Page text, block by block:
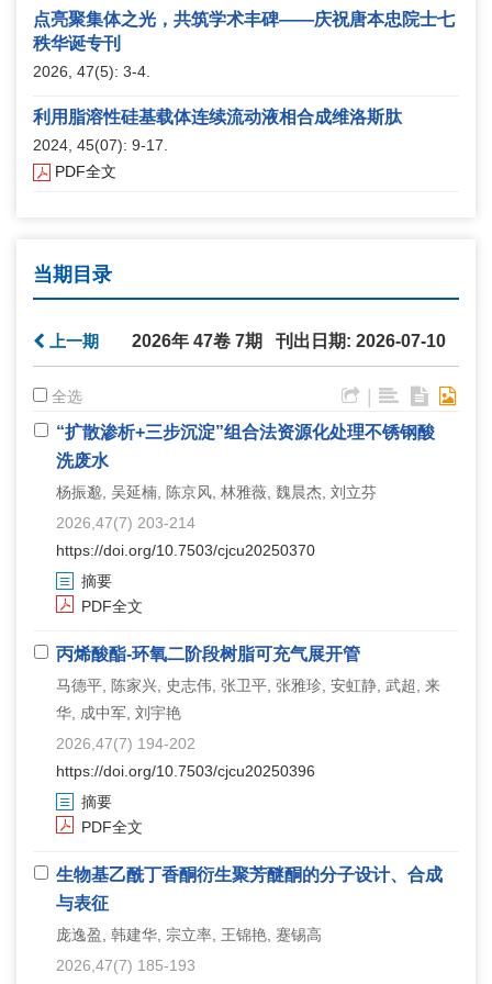
点亮聚集体之光，共筑学术丰碑——庆祝唐本忠院士七
秩华诞专刊
2026, 47(5): 3-4.
利用脂溶性硅基载体连续流动液相合成维洛斯肽
2024, 45(07): 9-17.
PDF全文
当期目录
2026年 47卷 7期 刊出日期: 2026-07-10
上一期
全选 |
“扩散渗析+三步沉淀”组合法资源化处理不锈钢酸
洗废水
杨振邈, 吴延楠, 陈京风, 林雅薇, 魏晨杰, 刘立芬
2026,47(7) 203-214
https://doi.org/10.7503/cjcu20250370
摘要
PDF全文
丙烯酸酯-环氧二阶段树脂可充气展开管
马德平, 陈家兴, 史志伟, 张卫平, 张雅珍, 安虹静, 武超, 来
华, 成中军, 刘宇艳
2026,47(7) 194-202
https://doi.org/10.7503/cjcu20250396
摘要
PDF全文
生物基乙酰丁香酮衍生聚芳醚酮的分子设计、合成
与表征
庞逸盈, 韩建华, 宗立率, 王锦艳, 蹇锡高
2026,47(7) 185-193